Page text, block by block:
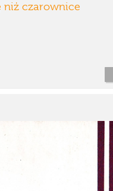
niż czarownice